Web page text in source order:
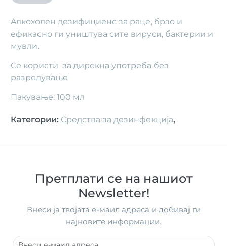
Aлкохолен дезифициенс за раце, брзо и
ефикасно ги уништува сите вируси, бактерии и
мувли.
Се користи за дирекна употреба без
разредување
Пакување: 100 мл
Категории: Средства за дезинфекција,
Претплати се на нашиот
Newsletter!
Внеси ја твојата е-маил адреса и добивај ги
најновите информации.